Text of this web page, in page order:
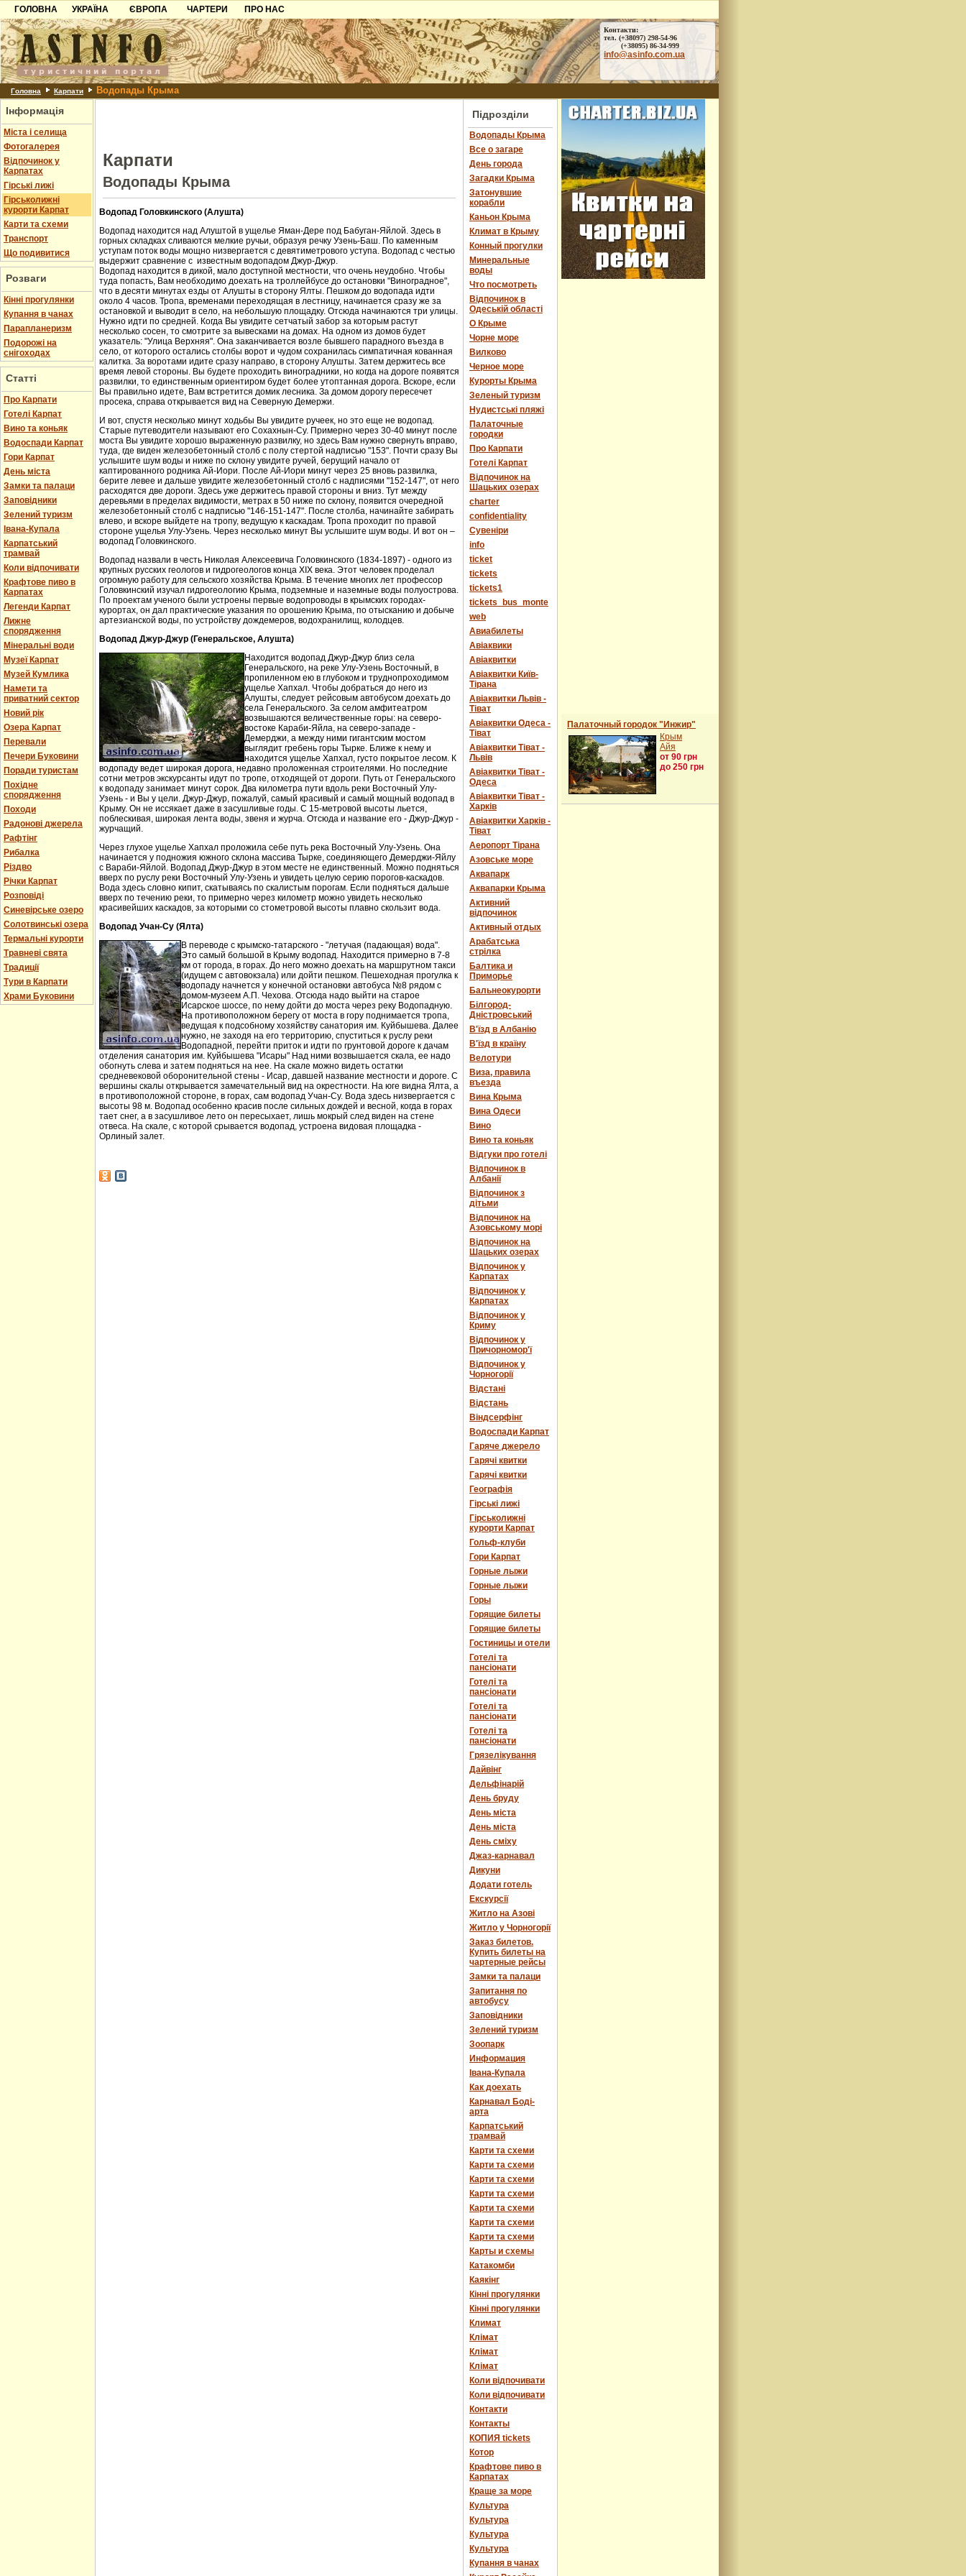
ГОЛОВНА
УКРАЇНА
Карпати
Азов
Причорноморря
Шацьк
ЄВРОПА
Чорногорія
Хорватія
Болгарія
Албанія
ЧАРТЕРИ
ПРО НАС
Контакти
Партнерам
Додати готель
Контакти:
тел. (+38097) 298-54-96
(+38095) 86-34-999
info@asinfo.com.ua
Головна Карпати Водопады Крыма
Інформація
Міста і селища
Фотогалерея
Відпочинок у
Карпатах
Гірські лижі
Гірськолижні
курорти Карпат
Карти та схеми
Транспорт
Що подивитися
Розваги
Кінні прогулянки
Купання в чанах
Парапланеризм
Подорожі на
снігоходах
Статті
Про Карпати
Готелі Карпат
Вино та коньяк
Водоспади Карпат
Гори Карпат
День міста
Замки та палаци
Заповідники
Зелений туризм
Івана-Купала
Карпатський
трамвай
Коли відпочивати
Крафтове пиво в
Карпатах
Легенди Карпат
Лижне
спорядження
Мінеральні води
Музеї Карпат
Музей Кумлика
Намети та
приватний сектор
Новий рік
Озера Карпат
Перевали
Печери Буковини
Поради туристам
Похідне
спорядження
Походи
Радонові джерела
Рафтінг
Рибалка
Різдво
Річки Карпат
Розповіді
Синевірське озеро
Солотвинські озера
Термальні курорти
Травневі свята
Традиції
Тури в Карпати
Храми Буковини
Карпати
Водопады Крыма
Водопад Головкинского (Алушта)
Водопад находится над Алуштой в ущелье Яман-Дере под Бабуган-Яйлой. Здесь в
горных складках сливаются мелкие ручьи, образуя речку Узень-Баш. По каменным
уступам поток воды мощно низвергается с девятиметрового уступа. Водопад с честью
выдержит сравнение с известным водопадом Джур-Джур.
Водопад находится в дикой, мало доступной местности, что очень неудобно. Чтобы
туда попасть, Вам необходимо доехать на троллейбусе до остановки "Виноградное",
что в десяти минутах езды от Алушты в сторону Ялты. Пешком до водопада идти
около 4 часов. Тропа, временами переходящая в лестницу, начинается сразу же за
остановкой и выводит в село, на небольшую площадку. Отсюда начинаются три улицы.
Нужно идти по средней. Когда Вы увидите сетчатый забор за которым растут
несколько сосен, то смотрите за вывесками на домах. На одном из домов будет
указатель: "Улица Верхняя". Она заканчивается возле бывшего парадного въезда в
село, от которого остались столбы ворот и чудом сохранилась симпатичная кованная
калитка. За воротами идите сразу направо, в сторону Алушты. Затем держитесь все
время левой стороны. Вы будете проходить виноградники, но когда на дороге появятся
развилки, то единственным ориентиром будет более утоптанная дорога. Вскоре, если
Вы правильно идете, Вам встретится домик лесника. За домом дорогу пересечет
просека, справа открывается вид на Северную Демержи.
И вот, спустя несколько минут ходьбы Вы увидите ручеек, но это еще не водопад.
Старые путеводители называют его Сохахнын-Су. Примерно через 30-40 минут после
моста Вы увидите хорошо выраженную развилку, но здесь Вам нужно свернуть вправо,
туда, где виден железобетонный столб с полу стертой надписью "153". Почти сразу Вы
услышите шум воды и ниже по склону увидите ручей, берущий начало от
каптированного родника Ай-Иори. После Ай-Иори минут через 25 вновь развилка,
берите левее и дальше увидите железобетонный столб с надписями "152-147", от него
расходятся две дороги. Здесь уже держитесь правой стороны и вниз. Тут между
деревьями в пределах видимости, метрах в 50 ниже по склону, появится очередной
железобетонный столб с надписью "146-151-147". После столба, начинайте забирать
влево, и вскоре выйдете на тропу, ведущую к каскадам. Тропа проходит по правой
стороне ущелья Улу-Узень. Через несколько минут Вы услышите шум воды. И вот он –
водопад Головкинского.
Водопад назвали в честь Николая Алексеевича Головкинского (1834-1897) - одного из
крупных русских геологов и гидрогеологов конца XIX века. Этот человек проделал
огромную работу для сельского хозяйства Крыма. В течение многих лет профессор
Головкинский изучал гидрогеологию Крыма, подземные и наземные воды полуострова.
По проектам ученого были устроены первые водопроводы в крымских городах-
курортах, он дал практические указания по орошению Крыма, по отысканию и добыче
артезианской воды, по устройству дождемеров, водохранилищ, колодцев.
Водопад Джур-Джур (Генеральское, Алушта)
Находится водопад Джур-Джур близ села
Генеральского, на реке Улу-Узень Восточный, в
пропиленном ею в глубоком и труднопроходимом
ущелье Хапхал. Чтобы добраться до него из
Алушты, следует рейсовым автобусом доехать до
села Генеральского. За селом амфитеатром
возвышаются величественные горы: на северо-
востоке Караби-Яйла, на северо-западе -
Демерджи, а между ними гигантским мостом
выглядит гребень горы Тырке. Ближе к нему и
находится ущелье Хапхал, густо покрытое лесом. К
водопаду ведет широкая дорога, недавно проложенная строителями. Но последние
сотни метров экскурсанты идут по тропе, отходящей от дороги. Путь от Генеральского
к водопаду занимает минут сорок. Два километра пути вдоль реки Восточный Улу-
Узень - и Вы у цели. Джур-Джур, пожалуй, самый красивый и самый мощный водопад в
Крыму. Он не иссякает даже в засушливые годы. С 15-метровой высоты льется,
поблескивая, широкая лента воды, звеня и журча. Отсюда и название его - Джур-Джур -
журчащий.
Через глухое ущелье Хапхал проложила себе путь река Восточный Улу-Узень. Она
начинается у подножия южного склона массива Тырке, соединяющего Демерджи-Яйлу
с Вараби-Яйлой. Водопад Джур-Джур в этом месте не единственный. Можно подняться
вверх по руслу реки Восточный Улу-Узень и увидеть целую серию порогов-каскадов.
Вода здесь словно кипит, скатываясь по скалистым порогам. Если подняться дальше
вверх по течению реки, то примерно через километр можно увидеть несколько
красивейших каскадов, за которыми со стометровой высоты плавно скользит вода.
Водопад Учан-Су (Ялта)
В переводе с крымско-татарского - "летучая (падающая) вода".
Это самый большой в Крыму водопад. Находится примерно в 7-8
км от города, в горах. До него можно доехать на маршрутном такси
(идущем с автовокзала) или дойти пешком. Пешеходная прогулка к
водопаду начнется у конечной остановки автобуса №8 рядом с
домом-музеем А.П. Чехова. Отсюда надо выйти на старое
Исарское шоссе, по нему дойти до моста через реку Водопадную.
На противоположном берегу от моста в гору поднимается тропа,
ведущая к подсобному хозяйству санатория им. Куйбышева. Далее
нужно, не заходя на его территорию, спуститься к руслу реки
Водопадной, перейти приток и идти по грунтовой дороге к дачам
отделения санатория им. Куйбышева "Исары" Над ними возвышается скала, ее надо
обогнуть слева и затем подняться на нее. На скале можно видеть остатки
средневековой оборонительной стены - Исар, давшей название местности и дороге. С
вершины скалы открывается замечательный вид на окрестности. На юге видна Ялта, а
в противоположной стороне, в горах, сам водопад Учан-Су. Вода здесь низвергается с
высоты 98 м. Водопад особенно красив после сильных дождей и весной, когда в горах
тает снег, а в засушливое лето он пересыхает, лишь мокрый след виден на стене
отвеса. На скале, с которой срывается водопад, устроена видовая площадка -
Орлиный залет.
Підрозділи
Водопады Крыма
Все о загаре
День города
Загадки Крыма
Затонувшие
корабли
Каньон Крыма
Климат в Крыму
Конный прогулки
Минеральные
воды
Что посмотреть
Відпочинок в
Одеській області
О Крыме
Чорне море
Вилково
Черное море
Курорты Крыма
Зеленый туризм
Нудистські пляжі
Палаточные
городки
Про Карпати
Готелі Карпат
Відпочинок на
Шацьких озерах
charter
confidentiality
Cувеніри
info
ticket
tickets
tickets1
tickets_bus_monte
web
Авиабилеты
Авіаквики
Авіаквитки
Авіаквитки Київ-
Тірана
Авіаквитки Львів -
Тіват
Авіаквитки Одеса -
Тіват
Авіаквитки Тіват -
Львів
Авіаквитки Тіват -
Одеса
Авіаквитки Тіват -
Харків
Авіаквитки Харків -
Тіват
Аеропорт Тірана
Азовське море
Аквапарк
Аквапарки Крыма
Активний
відпочинок
Активный отдых
Арабатська
стрілка
Балтика и
Приморье
Бальнеокурорти
Білгород-
Дністровський
В'їзд в Албанію
В'їзд в країну
Велотури
Виза, правила
въезда
Вина Крыма
Вина Одеси
Вино
Вино та коньяк
Відгуки про готелі
Відпочинок в
Албанії
Відпочинок з
дітьми
Відпочинок на
Азовському морі
Відпочинок на
Шацьких озерах
Відпочинок у
Карпатах
Відпочинок у
Карпатах
Відпочинок у
Криму
Відпочинок у
Причорномор'ї
Відпочинок у
Чорногорії
Відстані
Відстань
Віндсерфінг
Водоспади Карпат
Гаряче джерело
Гарячі квитки
Гарячі квитки
Географія
Гірські лижі
Гірськолижні
курорти Карпат
Гольф-клуби
Гори Карпат
Горные лыжи
Горные лыжи
Горы
Горящие билеты
Горящие билеты
Гостиницы и отели
Готелі та
пансіонати
Готелі та
пансіонати
Готелі та
пансіонати
Готелі та
пансіонати
Грязелікування
Дайвінг
Дельфінарій
День бруду
День міста
День міста
День сміху
Джаз-карнавал
Дикуни
Додати готель
Екскурсії
Житло на Азові
Житло у Чорногорії
Заказ билетов.
Купить билеты на
чартерные рейсы
Замки та палаци
Запитання по
автобусу
Заповідники
Зелений туризм
Зоопарк
Информация
Івана-Купала
Как доехать
Карнавал Боді-
арта
Карпатський
трамвай
Карти та схеми
Карти та схеми
Карти та схеми
Карти та схеми
Карти та схеми
Карти та схеми
Карти та схеми
Карты и схемы
Катакомби
Каякінг
Кінні прогулянки
Кінні прогулянки
Климат
Клімат
Клімат
Клімат
Коли відпочивати
Коли відпочивати
Контакти
Контакты
КОПИЯ tickets
Котор
Крафтове пиво в
Карпатах
Краще за море
Культура
Культура
Культура
Культура
Купання в чанах
Палаточный городок "Инжир"
Крым
Айя
от 90 грн
до 250 грн